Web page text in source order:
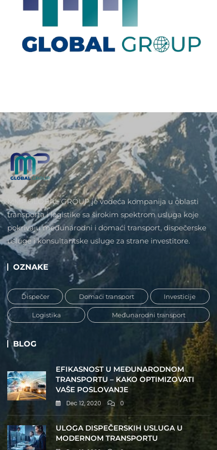
MMP.GLOBAL GROUP je vodeća kompanija u oblasti
transporta i logistike sa širokim spektrom usluga koje
pokrivaju međunarodni i domaći transport, dispečerske
usluge i konsultantske usluge za strane investitore.
OZNAKE
Dispečer Domaći transport Investicije
Logistika Međunarodni transport
BLOG
EFIKASNOST U MEĐUNARODNOM
TRANSPORTU – KAKO OPTIMIZOVATI
VAŠE POSLOVANJE
Dec 12, 2020 0
ULOGA DISPEČERSKIH USLUGA U
MODERNOM TRANSPORTU